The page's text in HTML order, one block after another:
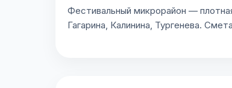
Фестивальный микрорайон —
Гагарина, Калинина, Тургенева.